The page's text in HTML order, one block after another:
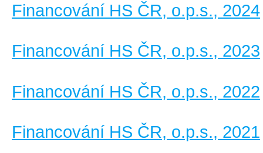
Financování HS ČR, o.p.s., 2024
Financování HS ČR, o.p.s., 2023
Financování HS ČR, o.p.s., 2022
Financování HS ČR, o.p.s., 2021